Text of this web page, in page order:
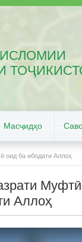
Масҷидҳо
оид ба ибодати Аллоҳ
Аллоҳ